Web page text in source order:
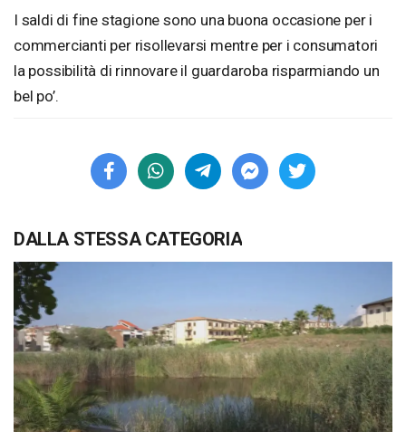
I saldi di fine stagione sono una buona occasione per i
commercianti per risollevarsi mentre per i consumatori
la possibilità di rinnovare il guardaroba risparmiando un
bel po’.
DALLA STESSA CATEGORIA